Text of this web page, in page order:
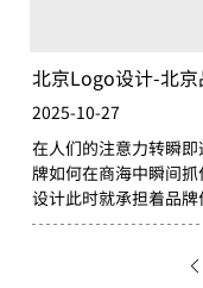
北京Logo设计-北京
2025-10-27
在人们的注意力转瞬即
牌如何在商海中瞬间抓
设计此时就承担着品牌
京LOGO设计”“北京品
追求卓越的品牌视觉塑
视为品牌的“视觉核心